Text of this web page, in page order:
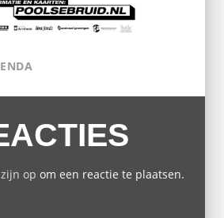
op om een reactie te plaatsen.